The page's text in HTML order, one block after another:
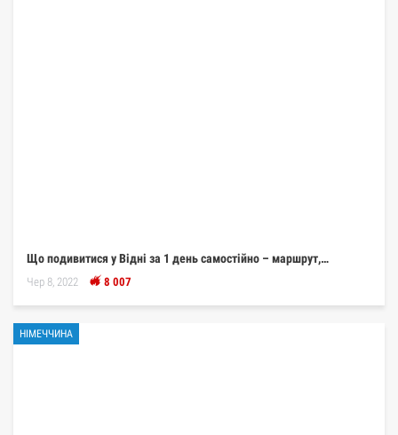
Що подивитися у Відні за 1 день самостійно – маршрут,…
Чер 8, 2022 8 007
НІМЕЧЧИНА